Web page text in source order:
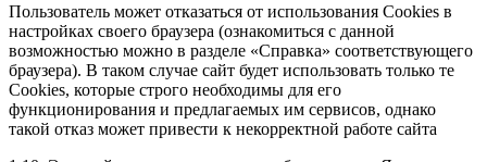
Пользователь может отказаться от использования Сookies в
настройках своего браузера (ознакомиться с данной
возможностью можно в разделе «Справка» соответствующего
браузера). В таком случае сайт будет использовать только те
Cookies, которые строго необходимы для его
функционирования и предлагаемых им сервисов, однако
такой отказ может привести к некорректной работе сайта